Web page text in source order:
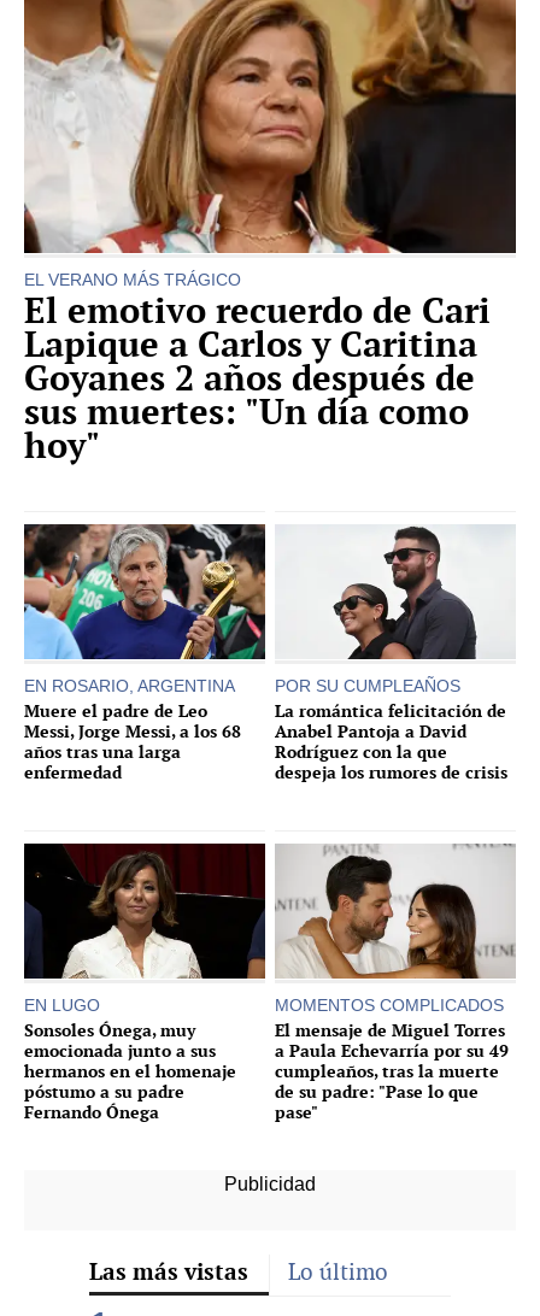
EL VERANO MÁS TRÁGICO
El emotivo recuerdo de Cari
Lapique a Carlos y Caritina
Goyanes 2 años después de
sus muertes: "Un día como
hoy"
EN ROSARIO, ARGENTINA
Muere el padre de Leo
Messi, Jorge Messi, a los 68
años tras una larga
enfermedad
POR SU CUMPLEAÑOS
La romántica felicitación de
Anabel Pantoja a David
Rodríguez con la que
despeja los rumores de crisis
EN LUGO
Sonsoles Ónega, muy
emocionada junto a sus
hermanos en el homenaje
póstumo a su padre
Fernando Ónega
MOMENTOS COMPLICADOS
El mensaje de Miguel Torres
a Paula Echevarría por su 49
cumpleaños, tras la muerte
de su padre: "Pase lo que
pase"
Las más vistas Lo último